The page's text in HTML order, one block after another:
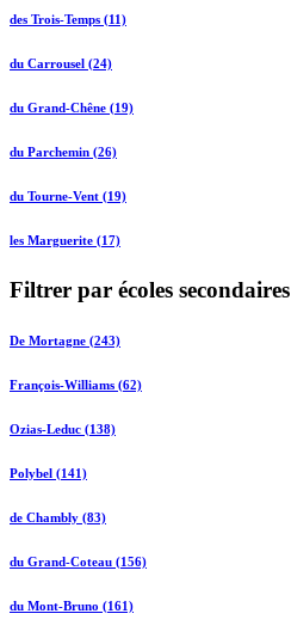
des Trois-Temps (11)
du Carrousel (24)
du Grand-Chêne (19)
du Parchemin (26)
du Tourne-Vent (19)
les Marguerite (17)
Filtrer par écoles secondaires
De Mortagne (243)
François-Williams (62)
Ozias-Leduc (138)
Polybel (141)
de Chambly (83)
du Grand-Coteau (156)
du Mont-Bruno (161)